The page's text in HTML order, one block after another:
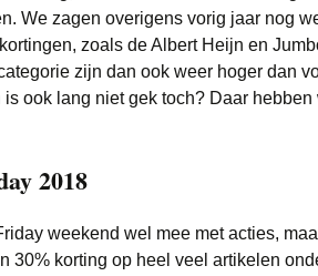
We zagen overigens vorig jaar nog
zoals de Albert Heijn en
zijn dan ook weer hoger dan
ook lang niet gek toch? Daar hebben
2018
weekend wel mee met acties,
30% korting op heel veel artikelen